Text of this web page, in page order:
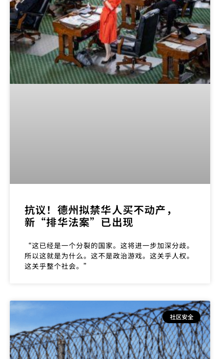
抗议！德州拟禁华人买不动产，
新“排华法案”已出现
“这已经是一个分裂的国家。这将进一步加深分歧。
所以这就是为什么。这不是政治游戏。这关乎人权。
这关乎整个社会。”
社区安全